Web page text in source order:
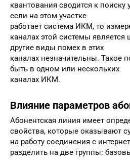
квантования сводится к поиску
если на этом участке
работает система ИКМ, то
каналах этой системы
другие виды помех в этих
каналах незначительны. Такое
быть в одном или нескольких
каналах ИКМ.
Влияние параметров
Абонентская линия имеет
свойства, которые оказывают
на работу соединения с
разделить на две группы: